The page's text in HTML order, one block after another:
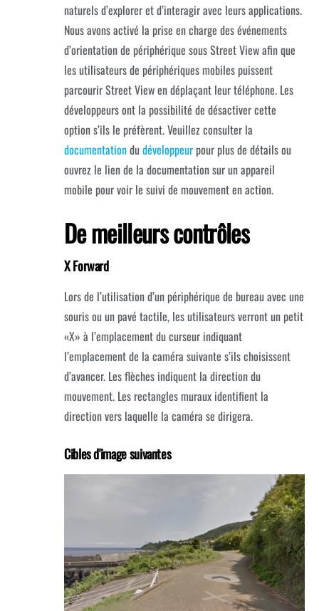
naturels d’explorer et d’interagir avec leurs applications.
Nous avons activé la prise en charge des événements
d’orientation de périphérique sous Street View afin que
les utilisateurs de périphériques mobiles puissent
parcourir Street View en déplaçant leur téléphone. Les
développeurs ont la possibilité de désactiver cette
option s’ils le préfèrent. Veuillez consulter la
documentationdudéveloppeurpour plus de détails ou
ouvrez le lien de la documentation sur un appareil
mobile pour voir le suivi de mouvement en action.
De meilleurs contrôles
X Forward
Lors de l’utilisation d’un périphérique de bureau avec une
souris ou un pavé tactile, les utilisateurs verront un petit
«X» à l’emplacement du curseur indiquant
l’emplacement de la caméra suivante s’ils choisissent
d’avancer. Les flèches indiquent la direction du
mouvement. Les rectangles muraux identifient la
direction vers laquelle la caméra se dirigera.
Cibles d'image suivantes